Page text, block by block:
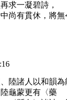
求一凝碧詩，
尚有貫休，將無
諸人以和韻為
龜蒙更有〈藥